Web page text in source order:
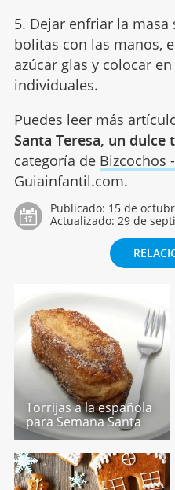
5. Dejar enfriar la
bolitas con las manos,
azúcar glas y colocar
individuales.
Puedes leer más
Santa Teresa, un dulce
categoría de Bizcochos
Guiainfantil.com.
Publicado: 15 de
Actualizado: 29 de
Torrijas a la española
para Semana Santa